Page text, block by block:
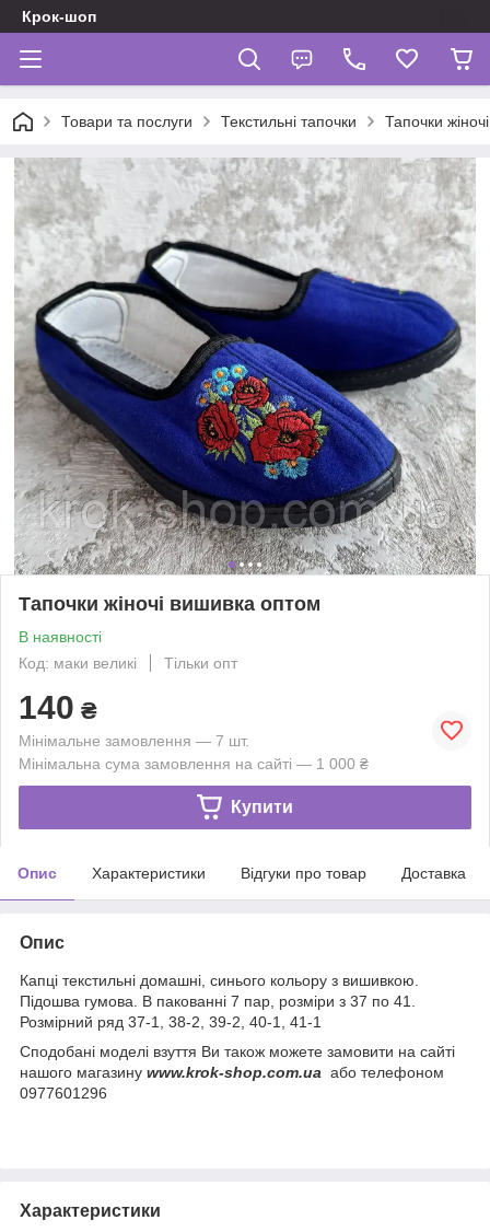
Крок-шоп
Товари та послуги Текстильні тапочки Тапочки жіночі
Тапочки жіночі вишивка оптом
В наявності
Код: маки великі
Тільки опт
140 ₴
Мінімальне замовлення — 7 шт.
Мінімальна сума замовлення на сайті — 1 000 ₴
Купити
Опис Характеристики Відгуки про товар Доставка
Опис
Капці текстильні домашні, синього кольору з вишивкою.
Підошва гумова. В пакованні 7 пар, розміри з 37 по 41.
Розмірний ряд 37-1, 38-2, 39-2, 40-1, 41-1
Сподобані моделі взуття Ви також можете замовити на сайті
нашого магазину www.krok-shop.com.ua або телефоном
0977601296
Характеристики